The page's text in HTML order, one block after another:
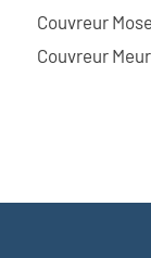
Couvreur
Couvreur